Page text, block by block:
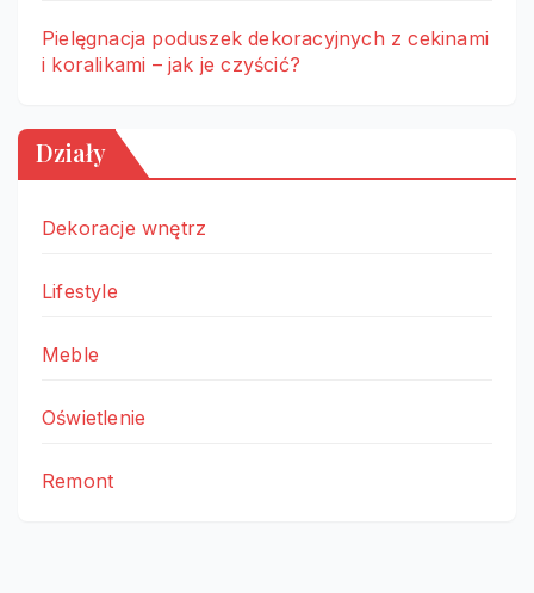
Pielęgnacja poduszek dekoracyjnych z cekinami
i koralikami – jak je czyścić?
Działy
Dekoracje wnętrz
Lifestyle
Meble
Oświetlenie
Remont